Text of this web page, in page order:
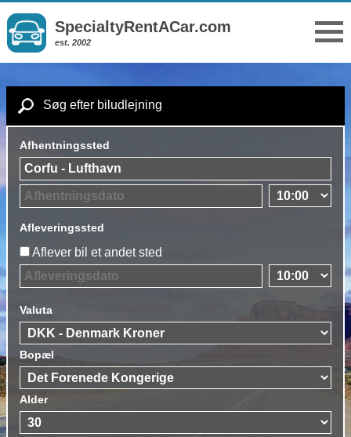
SpecialtyRentACar.com
est. 2002
Søg efter biludlejning
Afhentningssted
Afleveringssted
Aflever bil et andet sted
Valuta
Bopæl
Alder